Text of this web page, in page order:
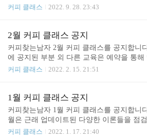
로스팅 베이직스 수업을 합니다. 그외 다른
스팅 베이직스 (Roasting Basics) 체계적으로
시작하려는 분을 위한 이론 중심의 로스팅
니다. 로스팅에 대한 거의 대부분의 이론과
알아가며 로스팅의 핵심을 설명합니다. 로스
해 그동안 궁금했던 많은 부분을 질의응답식
변수들 - 온도계의 한계와 생두의 실제 온도
로스팅 과정에서의 손실 - 흡열 반응과 발열
이야르/스트레커분해/캐러맬라이징) - 유리
커피 클래스 2022. 9. 28. 23:43
2월 커피 클래스 공지
커피찾는남자 2월 커피 클래스를 공지합니
에 공지된 부분 외 다른 교육은 예약을 통해
으로 진행하고 있으니, 하단의 연락처를 통
및 커피 추출에 대한 이론을 이해하는 시간
커피를 이론적/체계적으로 배우기 원하시는
한 자리입니다. 완전히 초보에게 맞춰 있는
아니라, 현업에 종사하는 경력있는 바리스타
져 있다고 보시면 됩니다. 더보기 - 커피 브
커피 클래스 2022. 2. 15. 21:51
1월 커피 클래스 공지
커피찾는남자 1월 커피 클래스를 공지합니
월은 근래 업데이트된 다양한 이론들을 점검
육 내용을 보완하는 시간이었습니다. 오랜만
커피 클래스 2022. 1. 17. 21:40